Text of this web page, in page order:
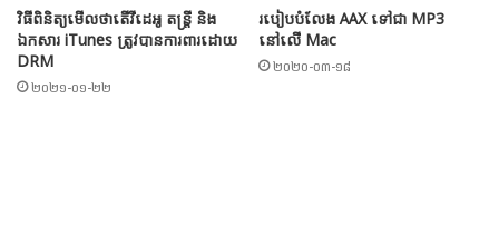
វិធីពិនិត្យមើលថាតើវីដេអូ តន្ត្រី និង
ឯកសារ iTunes ត្រូវបានការពារដោយ
DRM
២០២១-០១-២២
របៀបបំលែង AAX ទៅជា MP3
នៅលើ Mac
២០២០-០៣-១៨